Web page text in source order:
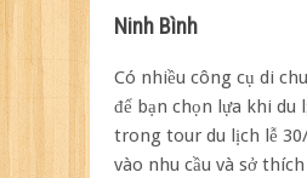
Ninh Bình
Có nhiều công cụ di
để bạn chọn lựa khi du
trong tour du lịch lễ
vào nhu cầu và sở